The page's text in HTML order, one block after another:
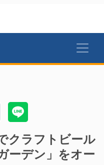
クラフトビール
ーデン」をオー